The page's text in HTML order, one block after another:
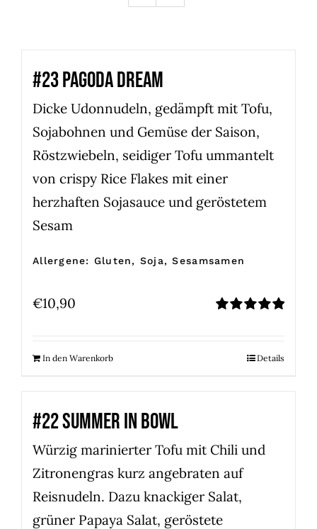
#23 PAGODA DREAM
Dicke Udonnudeln, gedämpft mit Tofu,
Sojabohnen und Gemüse der Saison,
Röstzwiebeln, seidiger Tofu ummantelt
von crispy Rice Flakes mit einer
herzhaften Sojasauce und geröstetem
Sesam
Allergene: Gluten, Soja, Sesamsamen
€10,90
In den Warenkorb Details
#22 SUMMER IN BOWL
Würzig marinierter Tofu mit Chili und
Zitronengras kurz angebraten auf
Reisnudeln. Dazu knackiger Salat,
grüner Papaya Salat, geröstete